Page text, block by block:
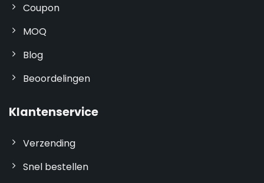
Coupon
MOQ
Blog
Beoordelingen
Klantenservice
Verzending
Snel bestellen